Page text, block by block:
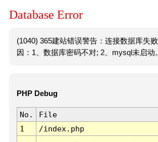
Database Error
(1040) 365建站错误警告：连接数据库失
因：1、数据库密码不对; 2、mysql未启动。
PHP Debug
No. File
1
/index.php